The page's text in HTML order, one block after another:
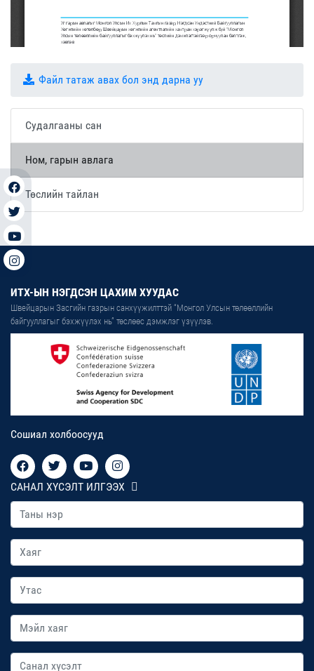
Файл татаж авах бол энд дарна уу
Судалгааны сан
Ном, гарын авлага
Төслийн тайлан
ИТХ-ЫН НЭГДСЭН ЦАХИМ ХУУДАС
Швейцарын Засгийн газрын санхүүжилттэй “Монгол Улсын төлөөллийн
байгууллагыг бэхжүүлэх нь” төслөөс дэмжлэг үзүүлэв.
Сошиал холбоосууд
САНАЛ ХҮСЭЛТ ИЛГЭЭХ